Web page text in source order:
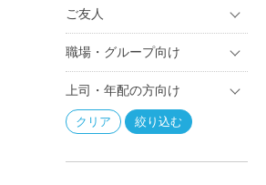
ご友人
職場・グループ向け
上司・年配の方向け